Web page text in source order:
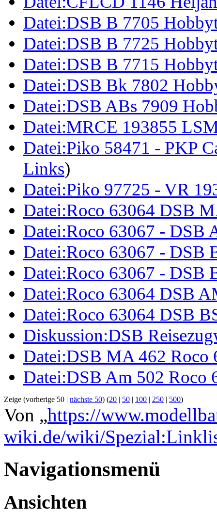
Datei:DSB B 7705
Datei:DSB B 7725
Datei:DSB B 7715
Datei:DSB Bk 7802
Datei:DSB ABs 7909
Datei:MRCE 193855
Datei:Piko 58471 - PKP
Links)
Datei:Piko 97725 - VR
Datei:Roco 63064 DSB
Datei:Roco 63067 - DSB
Datei:Roco 63067 - DSB
Datei:Roco 63067 - DSB
Datei:Roco 63064 DSB
Datei:Roco 63064 DSB
Diskussion:DSB
Datei:DSB MA 462 Roco
Datei:DSB Am 502 Roco
Zeige (vorherige 50 | nächste 50) (20 | 50 | 100 | 250 | 500)
Von „https://
wiki.de/wiki/
Navigationsmenü
Ansichten